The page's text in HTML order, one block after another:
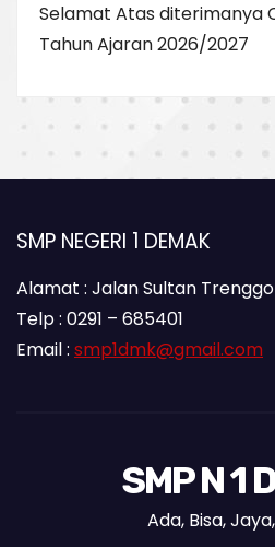
Selamat Atas diterimanya
Tahun Ajaran 2026/2027
SMP NEGERI 1 DEMAK
Alamat : Jalan Sultan
Telp : 0291 – 685401
Email : smp1dmk@gmail.com
SMP N 1
Ada, Bisa,